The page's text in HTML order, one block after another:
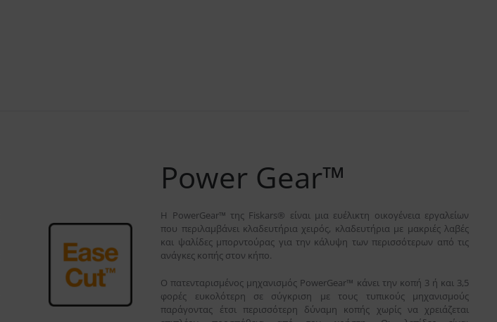
Power Gear™
Η PowerGear™ της Fiskars® είναι μια ευέλικτη οικογένεια εργαλείων
που περιλαμβάνει κλαδευτήρια χειρός, κλαδευτήρια με μακριές λαβές
και ψαλίδες μπορντούρας για την κάλυψη των περισσότερων από τις
ανάγκες κοπής στον κήπο.
Ο πατενταρισμένος μηχανισμός PowerGear™ κάνει την κοπή 3 ή και 3,5
φορές ευκολότερη σε σύγκριση με τους τυπικούς μηχανισμούς
παράγοντας έτσι περισσότερη δύναμη κοπής χωρίς να χρειάζεται